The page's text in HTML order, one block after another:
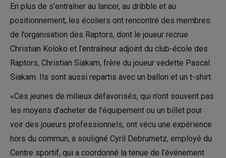
En plus de s’entraîner au lancer, au dribble et au
positionnement, les écoliers ont rencontré des membres
de l’organisation des Raptors, dont le joueur recrue
Christian Koloko et l’entraîneur adjoint du club-école des
Raptors, Christian Siakam, frère du joueur vedette Pascal
Siakam. Ils sont aussi repartis avec un ballon et un t-shirt.
«Ces jeunes de milieux défavorisés, qui n’ont souvent pas
les moyens d’acheter de l’équipement ou un billet pour
voir des joueurs professionnels, ont vécu une expérience
hors du commun, a souligné Cyril Debrumetz, employé du
Centre sportif, qui a coordonné la tenue de l’événement